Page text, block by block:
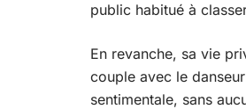
public habitué à
En revanche, sa vie
couple avec le
sentimentale, sans